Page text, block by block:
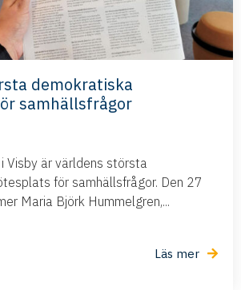
demokratiska
samhällsfrågor
Visby är världens största
för samhällsfrågor. Den 27
Maria Björk Hummelgren,...
Läs mer